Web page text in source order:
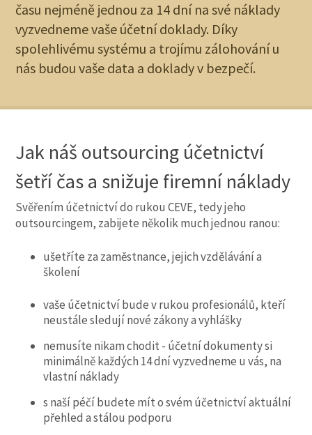
času nejméně jednou za 14 dní na své náklady
vyzvedneme vaše účetní doklady. Díky
spolehlivému systému a trojímu zálohování u
nás budou vaše data a doklady v bezpečí.
Jak náš outsourcing účetnictví
šetří čas a snižuje firemní náklady
Svěřením účetnictví do rukou CEVE, tedy jeho
outsourcingem, zabijete několik much jednou ranou:
ušetříte za zaměstnance, jejich vzdělávání a
školení
vaše účetnictví bude v rukou profesionálů, kteří
neustále sledují nové zákony a vyhlášky
nemusíte nikam chodit - účetní dokumenty si
minimálně každých 14 dní vyzvedneme u vás, na
vlastní náklady
s naší péčí budete mít o svém účetnictví aktuální
přehled a stálou podporu